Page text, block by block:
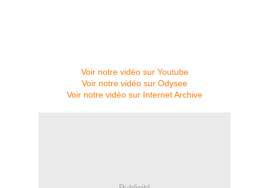
Voir notre vidéo sur Youtube
Voir notre vidéo sur Odysee
Voir notre vidéo sur Internet Archive